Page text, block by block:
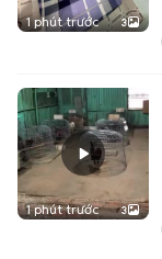
1 phút trước 3
1 phút trước 3